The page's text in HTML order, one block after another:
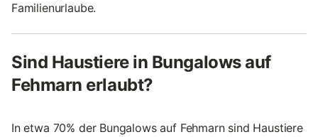
Familienurlaube.
Sind Haustiere in Bungalows auf
Fehmarn erlaubt?
In etwa 70% der Bungalows auf Fehmarn sind Haustiere